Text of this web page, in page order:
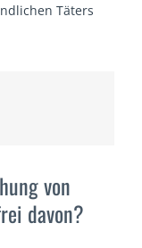
Täters
von
davon?